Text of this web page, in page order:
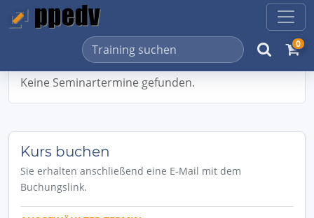
0
Keine Seminartermine gefunden.
Kurs buchen
Sie erhalten anschließend eine E-Mail mit dem
Buchungslink.